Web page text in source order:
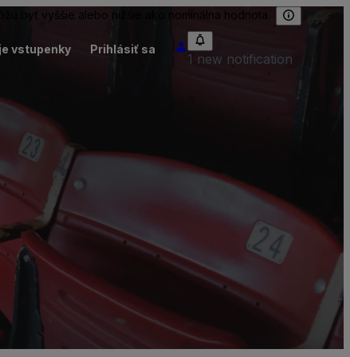
byť vyššie alebo nižšie ako nominálna hodnota.
vstupenky Prihlásiť sa
1 new notification